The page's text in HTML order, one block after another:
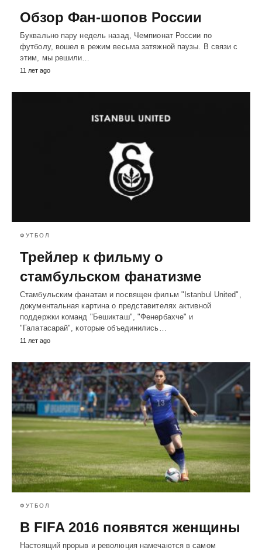
Обзор Фан-шопов России
Буквально пару недель назад, Чемпионат России по
футболу, вошел в режим весьма затяжной паузы. В связи с
этим, мы решили…
11 лет ago
ФУТБОЛ
Трейлер к фильму о
стамбульском фанатизме
Стамбульским фанатам и посвящен фильм "Istanbul United",
документальная картина о представителях активной
поддержки команд "Бешикташ", "Фенербахче" и
"Галатасарай", которые объединились…
11 лет ago
ФУТБОЛ
В FIFA 2016 появятся женщины
Настоящий прорыв и революция намечаются в самом